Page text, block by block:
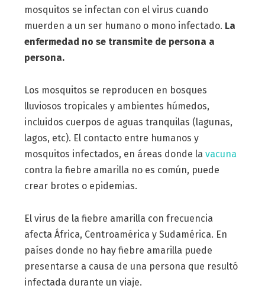
mosquitos se infectan con el virus cuando
muerden a un ser humano o mono infectado. La
enfermedad no se transmite de persona a
persona.
Los mosquitos se reproducen en bosques
lluviosos tropicales y ambientes húmedos,
incluidos cuerpos de aguas tranquilas (lagunas,
lagos, etc). El contacto entre humanos y
mosquitos infectados, en áreas donde la vacuna
contra la fiebre amarilla no es común, puede
crear brotes o epidemias.
El virus de la fiebre amarilla con frecuencia
afecta África, Centroamérica y Sudamérica. En
países donde no hay fiebre amarilla puede
presentarse a causa de una persona que resultó
infectada durante un viaje.